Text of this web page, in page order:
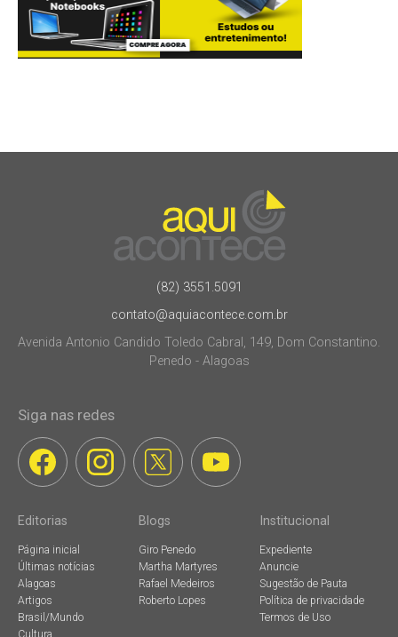
(82) 3551.5091
contato@aquiacontece.com.br
Avenida Antonio Candido Toledo Cabral, 149, Dom Constantino.
Penedo - Alagoas
Siga nas redes
Editorias
Página inicial
Últimas notícias
Alagoas
Artigos
Brasil/Mundo
Cultura
Blogs
Giro Penedo
Martha Martyres
Rafael Medeiros
Roberto Lopes
Institucional
Expediente
Anuncie
Sugestão de Pauta
Política de privacidade
Termos de Uso